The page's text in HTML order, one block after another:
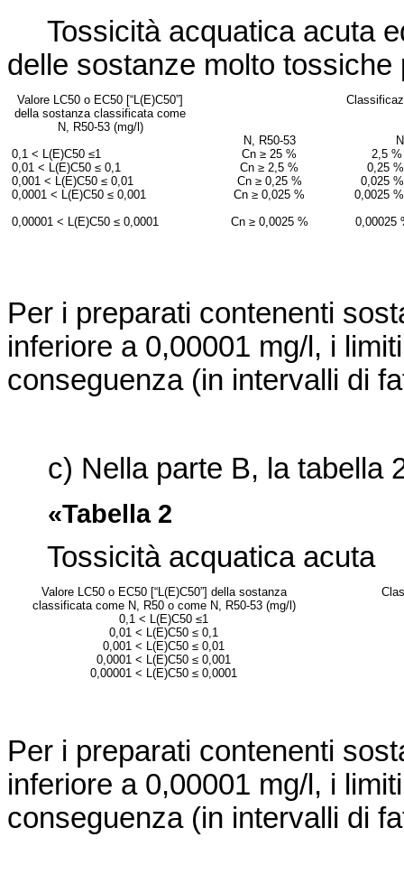
Tossicità acquatica acuta
delle sostanze molto tossiche
Valore LC50 o EC50 [“L(E)C50”]
della sostanza classificata come
N, R50-53 (mg/l)
N, R50-53
0,1 < L(E)C50 ≤1 Cn ≥ 25 %
2,5
0,01 < L(E)C50 ≤ 0,1 Cn ≥ 2,5 %
0,25
0,001 < L(E)C50 ≤ 0,01 Cn ≥ 0,25 %
0,025
0,0001 < L(E)C50 ≤ 0,001 Cn ≥ 0,025 %
0,0025
0,00001 < L(E)C50 ≤ 0,0001 Cn ≥ 0,0025 % 0,00025
Per i preparati contenenti
inferiore a 0,00001 mg/l, i
conseguenza (in intervalli di
c) Nella parte B, la tabella
«Tabella 2
Tossicità acquatica acuta
Valore LC50 o EC50 [“L(E)C50”] della sostanza
classificata come N, R50 o come N, R50-53 (mg/l)
0,1 < L(E)C50 ≤1
0,01 < L(E)C50 ≤ 0,1
0,001 < L(E)C50 ≤ 0,01
0,0001 < L(E)C50 ≤ 0,001
0,00001 < L(E)C50 ≤ 0,0001
Per i preparati contenenti
inferiore a 0,00001 mg/l, i l
conseguenza (in intervalli di